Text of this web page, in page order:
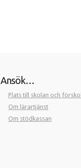
Ansök…
Plats till skolan och
Om lärartjänst
Om stödkassan